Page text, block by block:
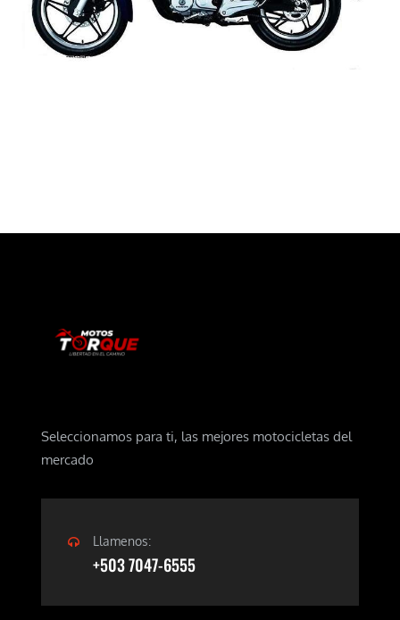
Seleccionamos para ti, las mejores motocicletas del
mercado
Llamenos:
+503 7047-6555